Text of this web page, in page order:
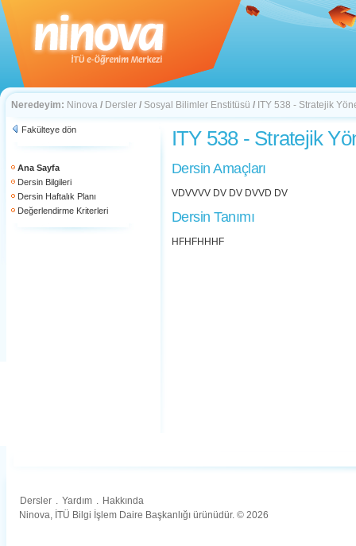
Neredeyim: Ninova / Dersler / Sosyal Bilimler Enstitüsü / ITY 538 - Stratejik
Fakülteye dön
Ana Sayfa
Dersin Bilgileri
Dersin Haftalık Planı
Değerlendirme Kriterleri
ITY 538 - Stratejik
Dersin Amaçları
VDVVVV DV DV DVVD DV
Dersin Tanımı
HFHFHHHF
Dersler . Yardım . Hakkında
Ninova, İTÜ Bilgi İşlem Daire Başkanlığı ürünüdür. © 2026